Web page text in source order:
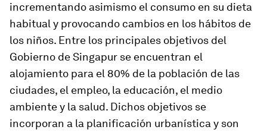
incrementando asimismo el consumo en su dieta
habitual y provocando cambios en los hábitos de
los niños. Entre los principales objetivos del
Gobierno de Singapur se encuentran el
alojamiento para el 80% de la población de las
ciudades, el empleo, la educación, el medio
ambiente y la salud. Dichos objetivos se
incorporan a la planificación urbanística y son